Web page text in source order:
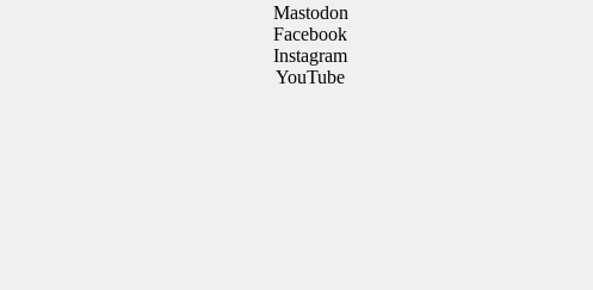
Mastodon
Facebook
Instagram
YouTube